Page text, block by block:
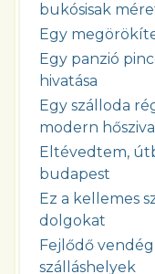
bukósisak
Egy
Egy panzió
hivatása
Egy szálloda
modern
Eltévedtem,
budapest
Ez a kellemes
dolgokat
Fejlődő
szálláshelyek